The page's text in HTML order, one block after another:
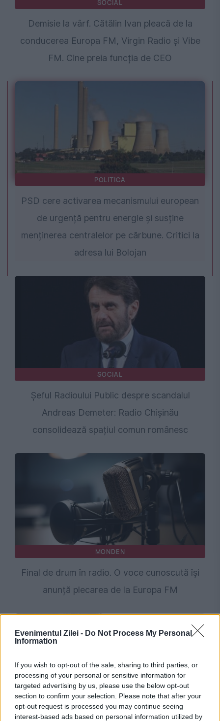
Evenimentul Zilei - Do Not Process My Personal
Information
If you wish to opt-out of the sale, sharing to third parties, or
processing of your personal or sensitive information for
targeted advertising by us, please use the below opt-out
section to confirm your selection. Please note that after your
opt-out request is processed you may continue seeing
interest-based ads based on personal information utilized by
SOCIAL
Demisie la vârf. Cătălin Ivan pleacă de la
conducerea Europa FM, Virgin Radio și Vibe
FM. Cine preia funcția de CEO
POLITICA
PSD cere activarea mecanismului european
de urgență pentru energie și susține
menținerea centralelor pe cărbune. Critici la
adresa lui Bolojan
SOCIAL
Șeful Radioului Public despre scandalul
Andreas Demeter: Radio Chișinău
consolidează spațiul comun românesc
MONDEN
Final de drum în radio. O voce cunoscută își
anunță plecarea de la Europa FM
MONDEN